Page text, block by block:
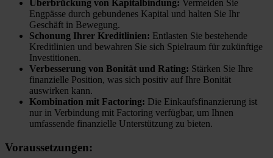
Überbrückung von Kapitalbindung: Vermeiden Sie
Engpässe durch gebundenes Kapital und halten Sie Ihr
Geschäft in Bewegung.
Schonung Ihrer Kreditlinien: Entlasten Sie bestehende
Kreditlinien und bewahren Sie sich Spielraum für zukünftige
Investitionen.
Verbesserung von Bonität und Rating: Stärken Sie Ihre
finanzielle Position, was sich positiv auf Ihre Bonität
auswirken kann.
Kombination mit Factoring: Die Einkaufsfinanzierung ist
nur in Verbindung mit Factoring verfügbar, um Ihnen
umfassende finanzielle Unterstützung zu bieten.
Voraussetzungen: